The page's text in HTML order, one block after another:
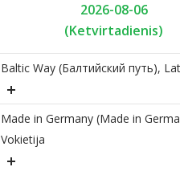
2026-08-06
(Ketvirtadienis)
Baltic Way (Балтийский путь),
Made in Germany (Made in
Vokietija